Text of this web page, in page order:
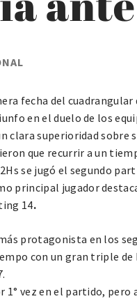
fecha del
en el duelo de los
clara superioridad sobre
que recurrir a un
se jugó el segundo
principal jugador
14.
protagonista en los
con un gran triple de
vez en el partido, pero